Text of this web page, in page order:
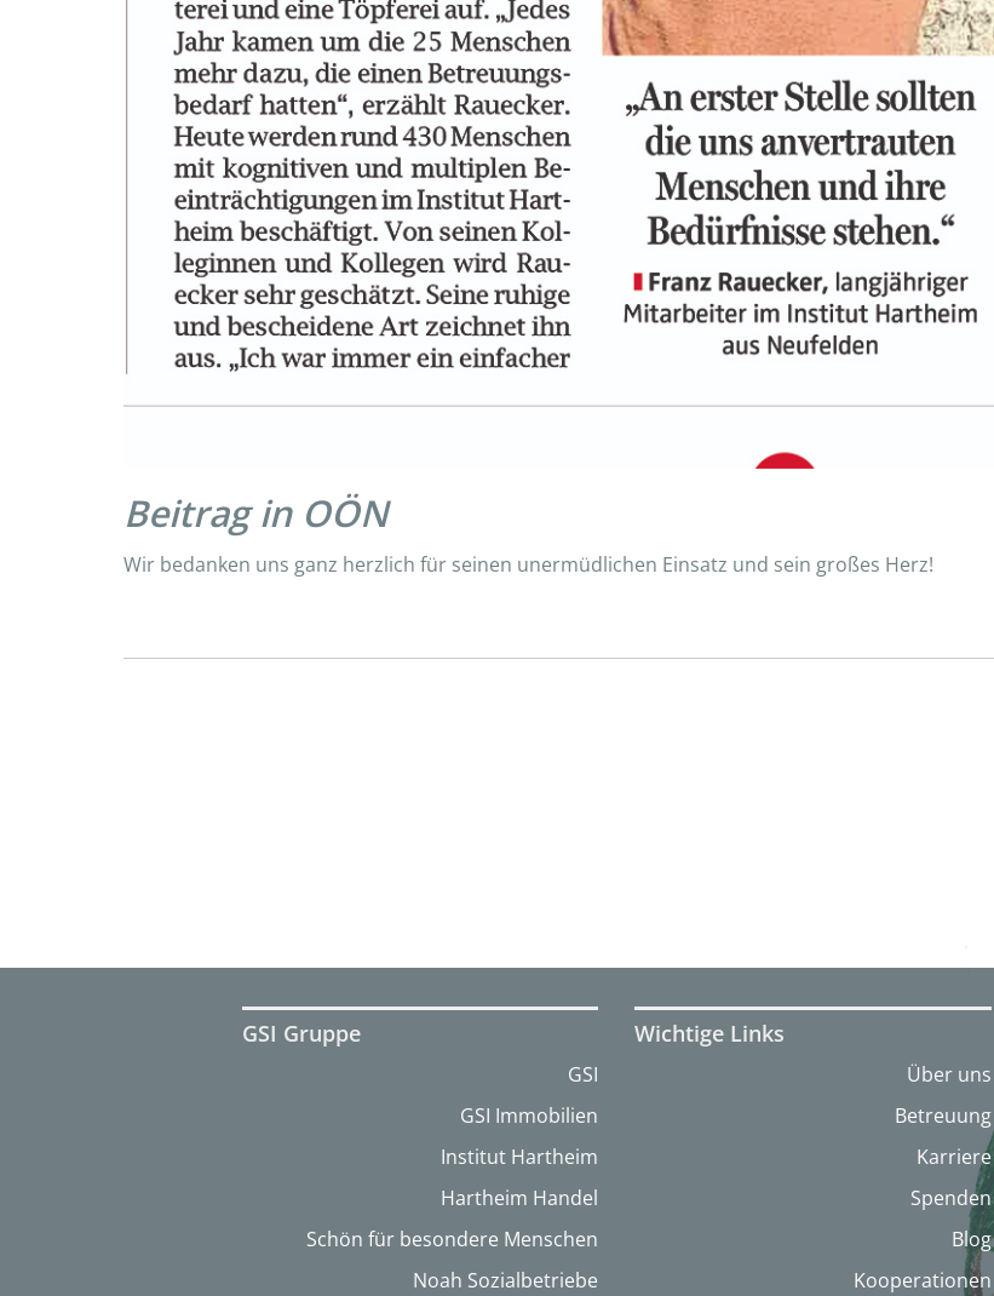
Beitrag in OÖN
Wir bedanken uns ganz herzlich für seinen unermüdlichen Einsatz und sein großes Herz!
GSI Gruppe
GSI
GSI Immobilien
Institut Hartheim
Hartheim Handel
Schön für besondere Menschen
Noah Sozialbetriebe
Wichtige Links
Über uns
Betreuung
Karriere
Spenden
Blog
Kooperationen